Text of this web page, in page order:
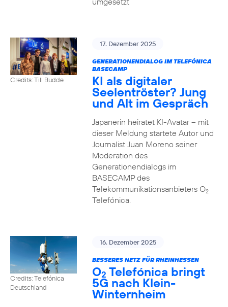
Credits: Till Budde
17. Dezember 2025
GENERATIONENDIALOG IM TELEFÓNICA
BASECAMP
KI als digitaler
Seelentröster? Jung
und Alt im Gespräch
Japanerin heiratet KI-Avatar – mit
dieser Meldung startete Autor und
Journalist Juan Moreno seiner
Moderation des
Generationendialogs im
BASECAMP des
Telekommunikationsanbieters O2
Telefónica.
Credits: Telefónica
Deutschland
16. Dezember 2025
BESSERES NETZ FÜR RHEINHESSEN
O2 Telefónica bringt
5G nach Klein-
Winternheim